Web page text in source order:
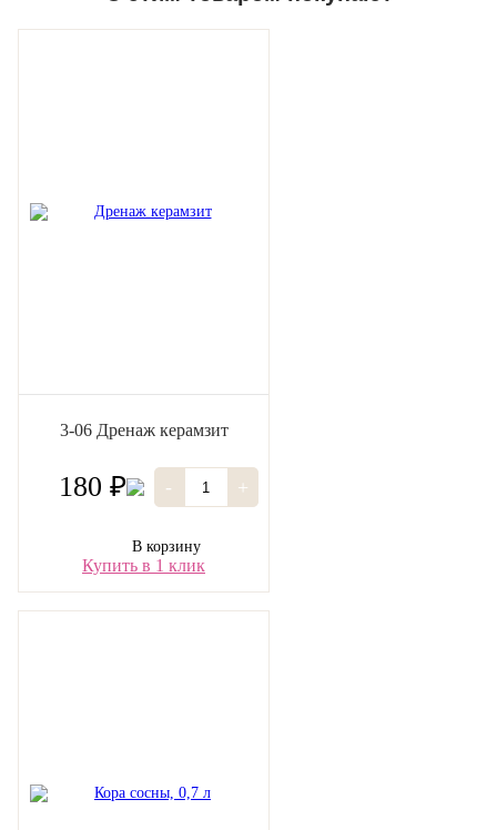
3-06 Дренаж керамзит
180 ₽ - +
В корзину
Купить в 1 клик